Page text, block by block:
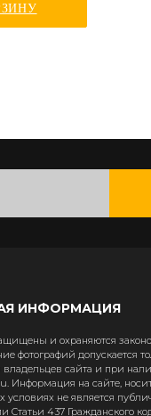
ИНФОРМАЦИЯ
и охраняются
фотографий допускается
сайта и при
Информация на сайте,
условиях не является
Статьи 437 Гражданского